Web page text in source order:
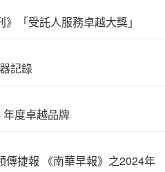
「受託人服務卓越大獎」
記錄
度卓越品牌
傳捷報 《南華早報》之2024年